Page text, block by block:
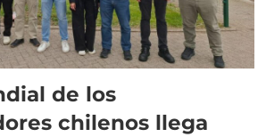
de los
chilenos llega